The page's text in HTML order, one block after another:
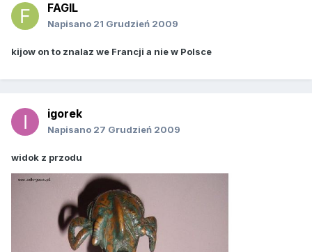
FAGIL
Napisano 21 Grudzień 2009
kijow on to znalaz we Francji a nie w Polsce
igorek
Napisano 27 Grudzień 2009
widok z przodu